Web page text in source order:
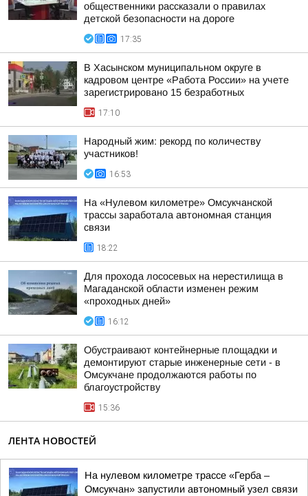
общественники рассказали о правилах
детской безопасности на дороге
17:35
В Хасынском муниципальном округе в
кадровом центре «Работа России» на учете
зарегистрировано 15 безработных
17:10
Народный жим: рекорд по количеству
участников!
16:53
На «Нулевом километре» Омсукчанской
трассы заработала автономная станция
связи
18:22
Для прохода лососевых на нерестилища в
Магаданской области изменен режим
«проходных дней»
16:12
Обустраивают контейнерные площадки и
демонтируют старые инженерные сети - в
Омсукчане продолжаются работы по
благоустройству
15:36
ЛЕНТА НОВОСТЕЙ
На нулевом километре трассе «Герба –
Омсукчан» запустили автономный узел связи